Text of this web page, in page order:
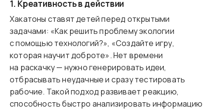
1. Креативность в действии
Хакатоны ставят детей перед открытыми
задачами: «Как решить проблему экологии
с помощью технологий?», «Создайте игру,
которая научит доброте». Нет времени
на раскачку — нужно генерировать идеи,
отбрасывать неудачные и сразу тестировать
рабочие. Такой подход развивает реакцию,
способность быстро анализировать информацию